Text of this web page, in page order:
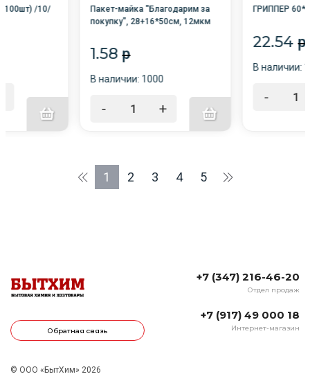
/10/
Пакет-майка "Благодарим за
покупку", 28+16*50см, 12мкм
1.58 p
В наличии: 1000
- +
ГРИППЕР
22.54 p
В наличии:
-
1 2 3 4 5
Обратная связь
+7 (347) 216-46-20
Отдел продаж
+7 (917) 49 000 18
Интернет-магазин
© ООО «БытХим» 2026